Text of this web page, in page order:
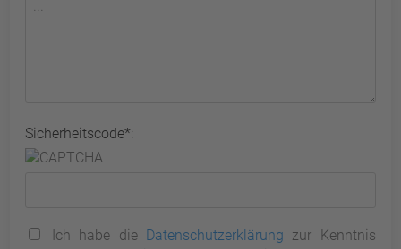
Sicherheitscode*:
Ich habe die Datenschutzerklärung zur Kenntnis